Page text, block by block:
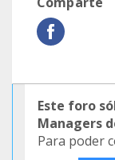
Este foro
Managers
Para poder